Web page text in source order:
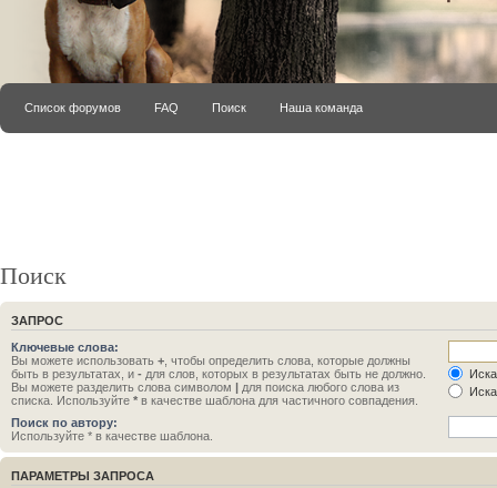
Список форумов FAQ Поиск Наша команда
Поиск
ЗАПРОС
Ключевые слова:
Вы можете использовать + , чтобы определить слова, которые должны
быть в результатах, и - для слов, которых в результатах быть не должно.
Вы можете разделить слова символом | для поиска любого слова из
списка. Используйте * в качестве шаблона для частичного совпадения.
Поиск по автору:
Используйте * в качестве шаблона.
ПАРАМЕТРЫ ЗАПРОСА